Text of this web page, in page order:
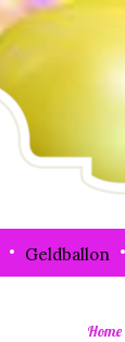
Geldballon
Home